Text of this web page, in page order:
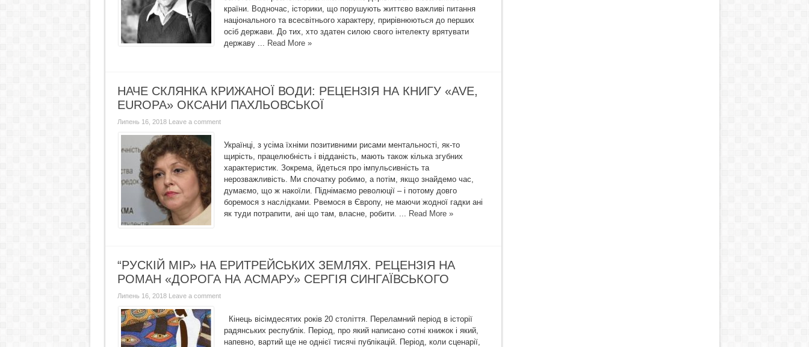
країни. Водночас, історики, що порушують життєво важливі питання
національного та всесвітнього характеру, прирівнюються до перших
осіб держави. До тих, хто здатен силою свого інтелекту врятувати
державу ... Read More »
НАЧЕ СКЛЯНКА КРИЖАНОЇ ВОДИ: РЕЦЕНЗІЯ НА КНИГУ «AVE,
EUROPA» ОКСАНИ ПАХЛЬОВСЬКОЇ
Липень 16, 2018 Leave a comment
Українці, з усіма їхніми позитивними рисами ментальності, як-то
щирість, працелюбність і відданість, мають також кілька згубних
характеристик. Зокрема, йдеться про імпульсивність та
нерозважливість. Ми спочатку робимо, а потім, якщо знайдемо час,
думаємо, що ж накоїли. Піднімаємо революції – і потому довго
боремося з наслідками. Рвемося в Європу, не маючи жодної гадки ані
як туди потрапити, ані що там, власне, робити. ... Read More »
“РУСКІЙ МІР» НА ЕРИТРЕЙСЬКИХ ЗЕМЛЯХ. РЕЦЕНЗІЯ НА
РОМАН «ДОРОГА НА АСМАРУ» СЕРГІЯ СИНГАЇВСЬКОГО
Липень 16, 2018 Leave a comment
Кінець вісімдесятих років 20 століття. Переламний період в історії
радянських республік. Період, про який написано сотні книжок і який,
напевно, вартий ще не однієї тисячі публікацій. Період, коли сценарії,